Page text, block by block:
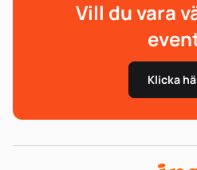
Vill du vara
Klicka